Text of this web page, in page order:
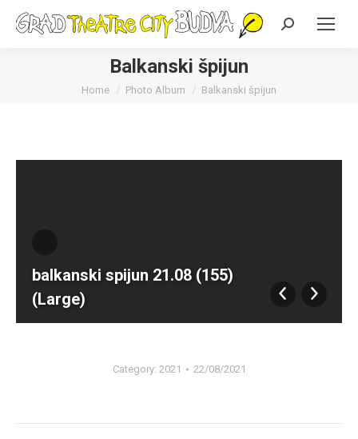
Search:
Balkanski špijun
You are here:
Home Photo Album Balkanski špijun
balkanski spijun 21.08 (155)
(Large)
Category: 2021 22/08/2021